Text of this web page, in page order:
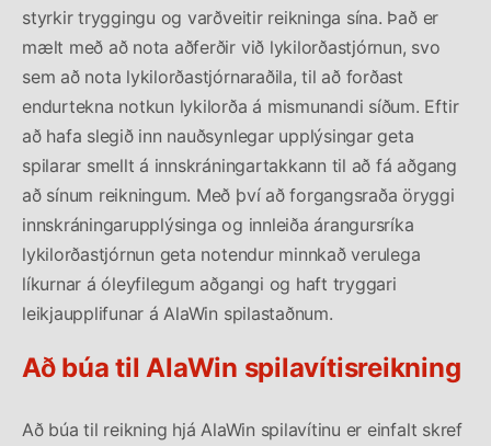
styrkir tryggingu og varðveitir reikninga sína. Það er
mælt með að nota aðferðir við lykilorðastjórnun, svo
sem að nota lykilorðastjórnaraðila, til að forðast
endurtekna notkun lykilorða á mismunandi síðum. Eftir
að hafa slegið inn nauðsynlegar upplýsingar geta
spilarar smellt á innskráningartakkann til að fá aðgang
að sínum reikningum. Með því að forgangsraða öryggi
innskráningarupplýsinga og innleiða árangursríka
lykilorðastjórnun geta notendur minnkað verulega
líkurnar á óleyfilegum aðgangi og haft tryggari
leikjaupplifunar á AlaWin spilastaðnum.
Að búa til AlaWin spilavítisreikning
Að búa til reikning hjá AlaWin spilavítinu er einfalt skref